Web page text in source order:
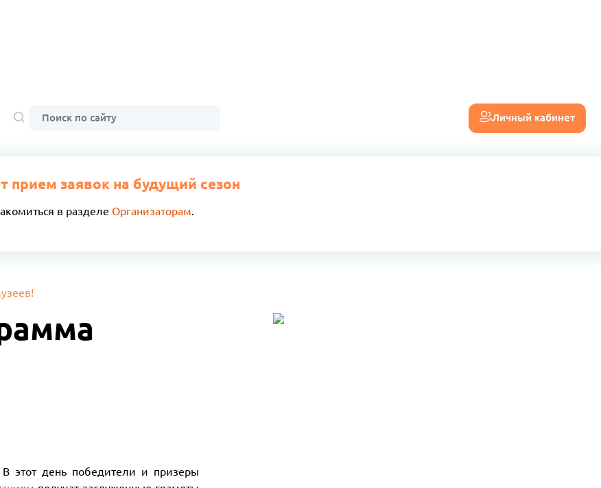
Личный кабинет
прием заявок на будущий сезон
в разделе Организаторам.
В этот день победители и призеры